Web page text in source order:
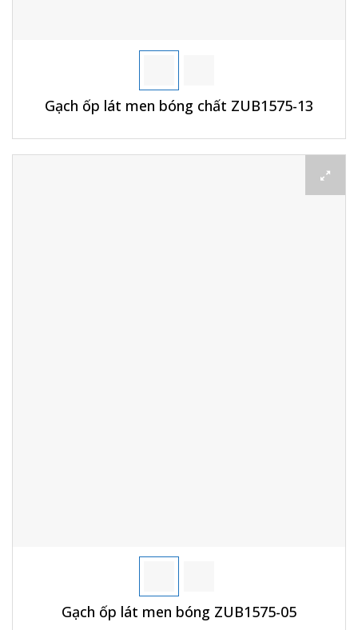
Gạch ốp lát men bóng chất ZUB1575-13
Gạch ốp lát men bóng ZUB1575-05